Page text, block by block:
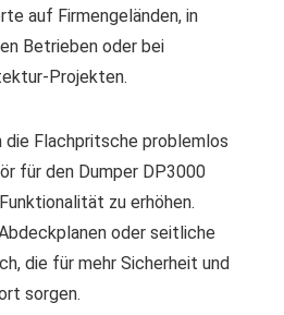
auf Firmengeländen, in
Betrieben oder bei
Projekten.
Flachpritsche problemlos
für den Dumper DP3000
zu erhöhen.
oder seitliche
die für mehr Sicherheit und
sorgen.